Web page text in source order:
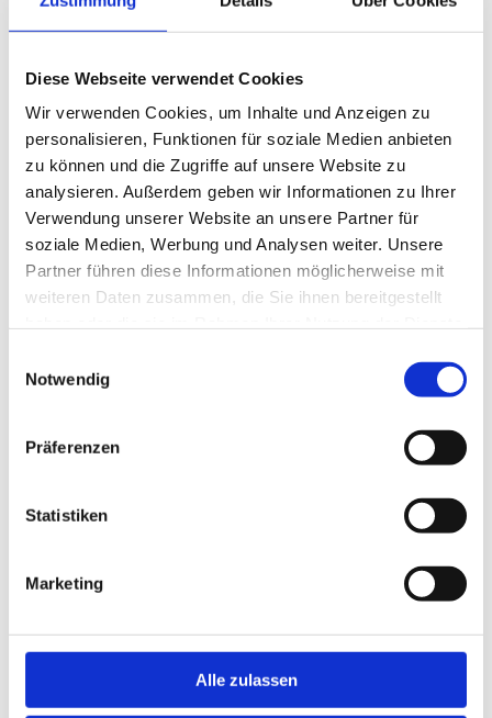
Diese Webseite verwendet Cookies
Wir verwenden Cookies, um Inhalte und Anzeigen zu
personalisieren, Funktionen für soziale Medien anbieten
zu können und die Zugriffe auf unsere Website zu
analysieren. Außerdem geben wir Informationen zu Ihrer
Verwendung unserer Website an unsere Partner für
soziale Medien, Werbung und Analysen weiter. Unsere
Partner führen diese Informationen möglicherweise mit
weiteren Daten zusammen, die Sie ihnen bereitgestellt
Notwendig
Präferenzen
Statistiken
Marketing
Alle zulassen
Das sollten Sie alsOberarzt Psychiatrie und
deutsche Approbation
Facharztanerkennung Psychiatrie und
Psychotherapie
selbstständiges und eigenverantwortliches Arbeiten
Verantwortungsbewusstsein und persönliches
Engagement
Führungsverantwortung und menschlich-soziale
AlsOberarzt Psychiatrie und Psychotherapie
attraktive Vergütung mit betrieblicher Altersvorsorge
weitere geldwerte Positionen
geregelte Arbeitszeiten mit wenigen